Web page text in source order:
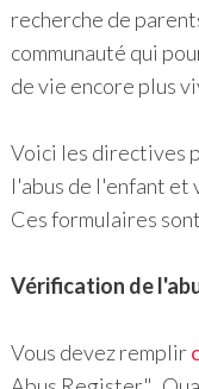
recherche de
communauté qui
de vie encore plus
Voici les directives
l'abus de l'enfant et
Ces formulaires
Vérification de
Vous devez remplir